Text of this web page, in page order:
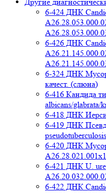
6-424 ДНК
6-426 ДНК
6-324 ДНК
качест. (слюна)
6-416 Кандида
albicans/glabrata/
6-418 ДНК
6-419 ДНК
6-420 ДНК
A26.28.021.001x1
6-421 ДНК U.
6-422 ДНК